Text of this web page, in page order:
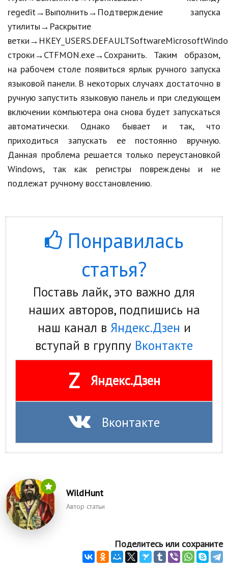
regedit→Выполнить→Подтверждение запуска
утилиты→Раскрытие
строки→CTFMON.exe→Сохранить. Таким образом,
на рабочем столе появиться ярлык ручного запуска
языковой панели. В некоторых случаях достаточно в
ручную запустить языковую панель и при следующем
включении компьютера она снова будет запускаться
автоматически. Однако бывает и так, что
приходиться запускать ее постоянно вручную.
Данная проблема решается только переустановкой
Windows, так как регистры повреждены и не
подлежат ручному восстановлению.
Понравилась
статья?
Поставь лайк, это важно для
наших авторов, подпишись на
наш канал в Яндекс.Дзен и
вступай в группу Вконтакте
Z Яндекс.Дзен
Вконтакте
WildHunt
Автор статьи
Поделитесь или сохраните